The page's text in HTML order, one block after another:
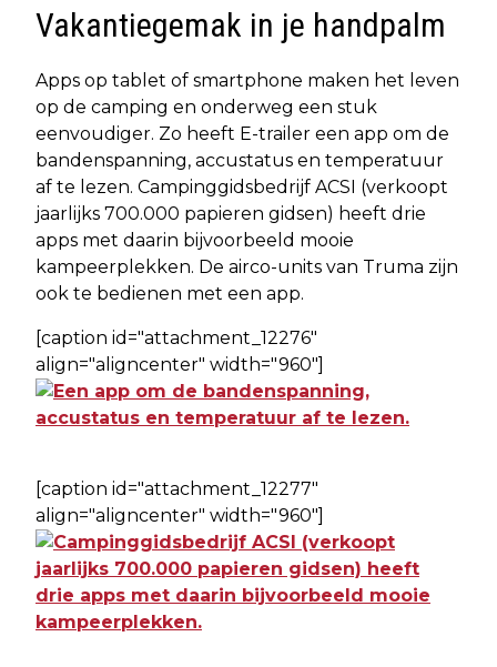
Vakantiegemak in je handpalm
Apps op tablet of smartphone maken het leven
op de camping en onderweg een stuk
eenvoudiger. Zo heeft E-trailer een app om de
bandenspanning, accustatus en temperatuur
af te lezen. Campinggidsbedrijf ACSI (verkoopt
jaarlijks 700.000 papieren gidsen) heeft drie
apps met daarin bijvoorbeeld mooie
kampeerplekken. De airco-units van Truma zijn
ook te bedienen met een app.
[caption id="attachment_12276"
align="aligncenter" width="960"]
[caption id="attachment_12277"
align="aligncenter" width="960"]